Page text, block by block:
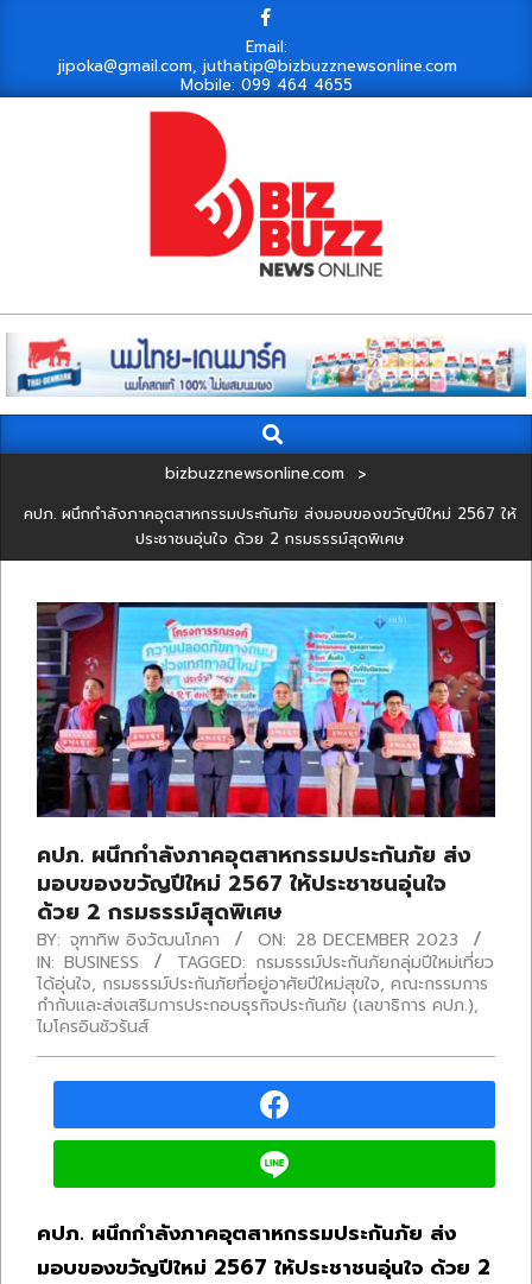
content
Email:
jipoka@gmail.com, juthatip@bizbuzznewsonline.com
Mobile: 099 464 4655
Navigation
Search
bizbuzznewsonline.com
>
คปภ. ผนึกกำลังภาคอุตสาหกรรมประกันภัย ส่งมอบของขวัญปีใหม่ 2567 ให้
ประชาชนอุ่นใจ ด้วย 2 กรมธรรม์สุดพิเศษ
คปภ. ผนึกกำลังภาคอุตสาหกรรมประกันภัย ส่ง
มอบของขวัญปีใหม่ 2567 ให้ประชาชนอุ่นใจ
ด้วย 2 กรมธรรม์สุดพิเศษ
BY: จุฑาทิพ อิงวัฒนโภคา ON: 28 DECEMBER 2023
IN: BUSINESS TAGGED: กรมธรรม์ประกันภัยกลุ่มปีใหม่เที่ยว
ได้อุ่นใจ, กรมธรรม์ประกันภัยที่อยู่อาศัยปีใหม่สุขใจ, คณะกรรมการ
กำกับและส่งเสริมการประกอบธุรกิจประกันภัย (เลขาธิการ คปภ.),
ไมโครอินชัวรันส์
คปภ. ผนึกกำลังภาคอุตสาหกรรมประกันภัย ส่ง
มอบของขวัญปีใหม่ 2567 ให้ประชาชนอุ่นใจ ด้วย 2